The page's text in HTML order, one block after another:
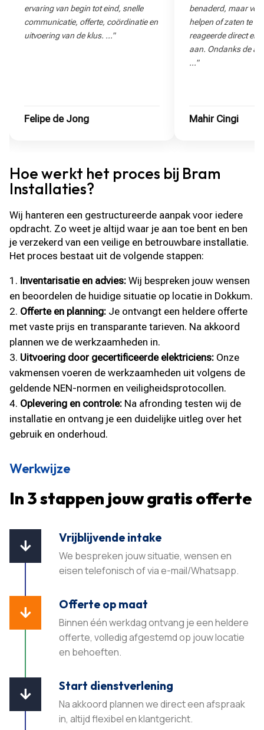
benaderd, maar velen konden niet
helpen of zaten te ver weg. Bram
reageerde direct en bood meteen hulp
Mahir Cingi Mandy
Hoe werkt het proces bij Bram
Installaties?
Wij hanteren een gestructureerde aanpak voor iedere
opdracht. Zo weet je altijd waar je aan toe bent en ben
je verzekerd van een veilige en betrouwbare installatie.
Het proces bestaat uit de volgende stappen:
Inventarisatie en advies: Wij bespreken jouw wensen
en beoordelen de huidige situatie op locatie in Dokkum.
Offerte en planning: Je ontvangt een heldere offerte
met vaste prijs en transparante tarieven. Na akkoord
plannen we de werkzaamheden in.
Uitvoering door gecertificeerde elektriciens: Onze
vakmensen voeren de werkzaamheden uit volgens de
geldende NEN-normen en veiligheidsprotocollen.
Oplevering en controle: Na afronding testen wij de
installatie en ontvang je een duidelijke uitleg over het
gebruik en onderhoud.
Werkwijze
In 3 stappen jouw gratis offerte

Vrijblijvende intake
We bespreken jouw situatie, wensen en
eisen telefonisch of via e-mail/Whatsapp.

Offerte op maat
Binnen één werkdag ontvang je een heldere
offerte, volledig afgestemd op jouw locatie
en behoeften.​

Start dienstverlening
Na akkoord plannen we direct een afspraak
in, altijd flexibel en klantgericht.​